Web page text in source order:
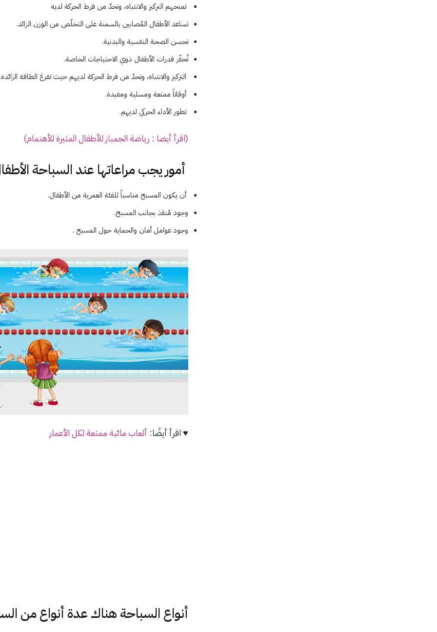
تمنحهم التركيز والانتباه، وتحدّ من فرط الحركة لديه
تساعد الأطفال المُصابين بالسمنة على التخلّص من الوزن الزائد.
تحسن الصحة النفسية والبدنية.
تُحفّز قدرات الأطفال ذوي الاحتياجات الخاصة.
التركيز والانتباه، وتحدّ من فرط الحركة لديهم حيث تفرغ الطاقة الزائدة.
أوقاتاً ممتعة ومسلية ومفيدة.
تطور الأداء الحركي لديهم.
(اقرأ أيضا : رياضة الجمباز للأطفال المثيرة للأهتمام)
أمور يجب مراعاتها عند السباحة
أن يكون المسبح مناسباً للفئة العمرية من الأطفال.
وجود مُنقذ بجانب المسبح.
وجود عوامل أمان والحماية حول المسبح .
♥ اقرأ أيضًا: ألعاب مائية ممتعة لكل الأعمار
أنواع السباحة هناك عدة أنواع من